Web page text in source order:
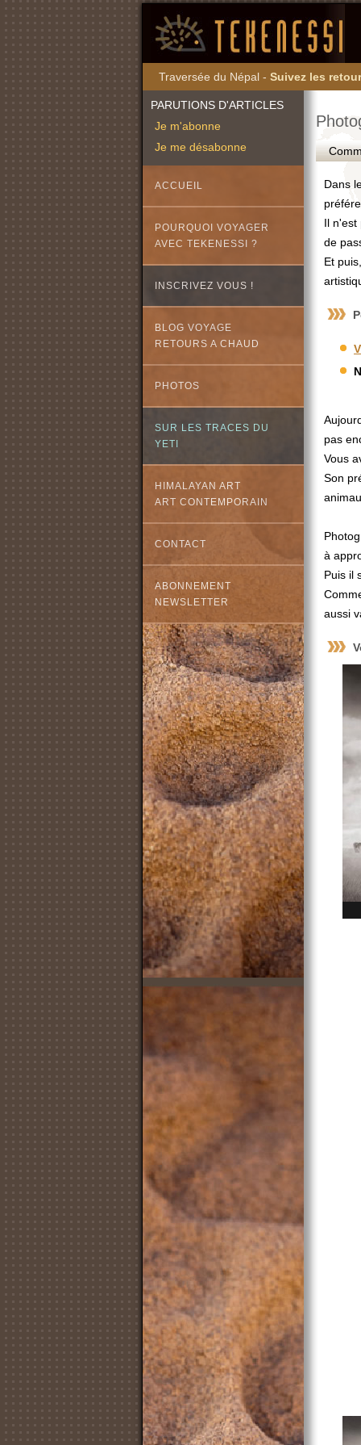
Traversée du Népal - Suivez les
PARUTIONS D'ARTICLES
Je m'abonne
Je me désabonne
ACCUEIL
POURQUOI VOYAGER
AVEC TEKENESSI ?
INSCRIVEZ VOUS !
BLOG VOYAGE
RETOURS A CHAUD
PHOTOS
SUR LES TRACES DU
YETI
HIMALAYAN ART
ART CONTEMPORAIN
CONTACT
ABONNEMENT
NEWSLETTER
Dans
Il n'est
de
Et
pas
Vous
Son
à
Puis il
aussi